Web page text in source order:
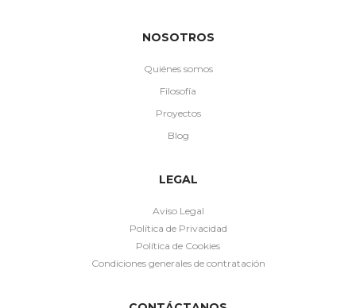
NOSOTROS
Quiénes somos
Filosofía
Proyectos
Blog
LEGAL
Aviso Legal
Política de Privacidad
Política de Cookies
Condiciones generales de contratación